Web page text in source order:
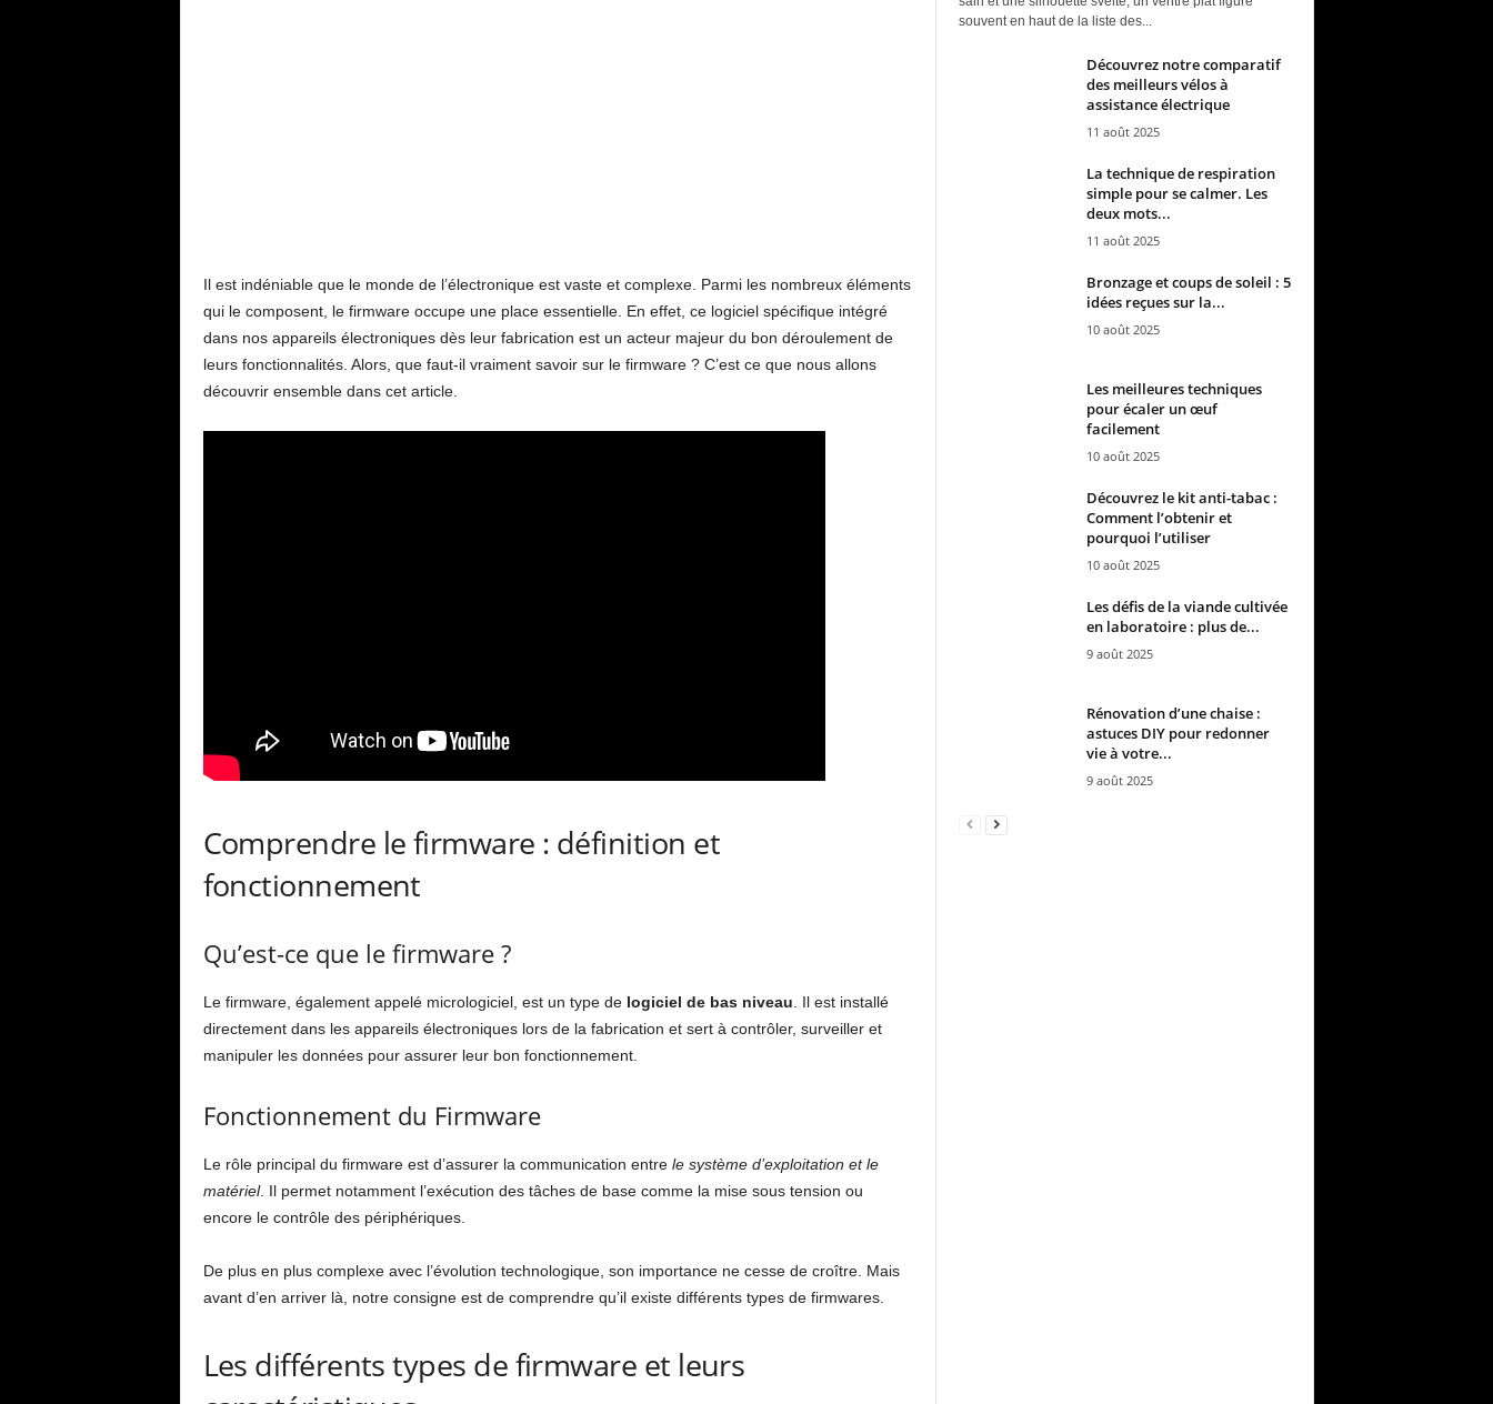
Il est indéniable que le monde de l’électronique est vaste et complexe. Parmi les nombreux éléments
qui le composent, le firmware occupe une place essentielle. En effet, ce logiciel spécifique intégré
dans nos appareils électroniques dès leur fabrication est un acteur majeur du bon déroulement de
leurs fonctionnalités. Alors, que faut-il vraiment savoir sur le firmware ? C’est ce que nous allons
découvrir ensemble dans cet article.
Comprendre le firmware : définition et
fonctionnement
Qu’est-ce que le firmware ?
Le firmware, également appelé micrologiciel, est un type de logiciel de bas niveau . Il est installé
directement dans les appareils électroniques lors de la fabrication et sert à contrôler, surveiller et
manipuler les données pour assurer leur bon fonctionnement.
Fonctionnement du Firmware
Le rôle principal du firmware est d’assurer la communication entre le système d’exploitation et le
matériel. Il permet notamment l’exécution des tâches de base comme la mise sous tension ou
encore le contrôle des périphériques.
De plus en plus complexe avec l’évolution technologique, son importance ne cesse de croître. Mais
avant d’en arriver là, notre consigne est de comprendre qu’il existe différents types de firmwares.
Les différents types de firmware et leurs
souvent en haut de la liste des...
Découvrez notre comparatif
des meilleurs vélos à
assistance électrique
11 août 2025
La technique de respiration
simple pour se calmer. Les
deux mots...
11 août 2025
Bronzage et coups de soleil : 5
idées reçues sur la...
10 août 2025
Les meilleures techniques
pour écaler un œuf
facilement
10 août 2025
Découvrez le kit anti-tabac :
Comment l’obtenir et
pourquoi l’utiliser
10 août 2025
Les défis de la viande cultivée
en laboratoire : plus de...
9 août 2025
Rénovation d’une chaise :
astuces DIY pour redonner
vie à votre...
9 août 2025